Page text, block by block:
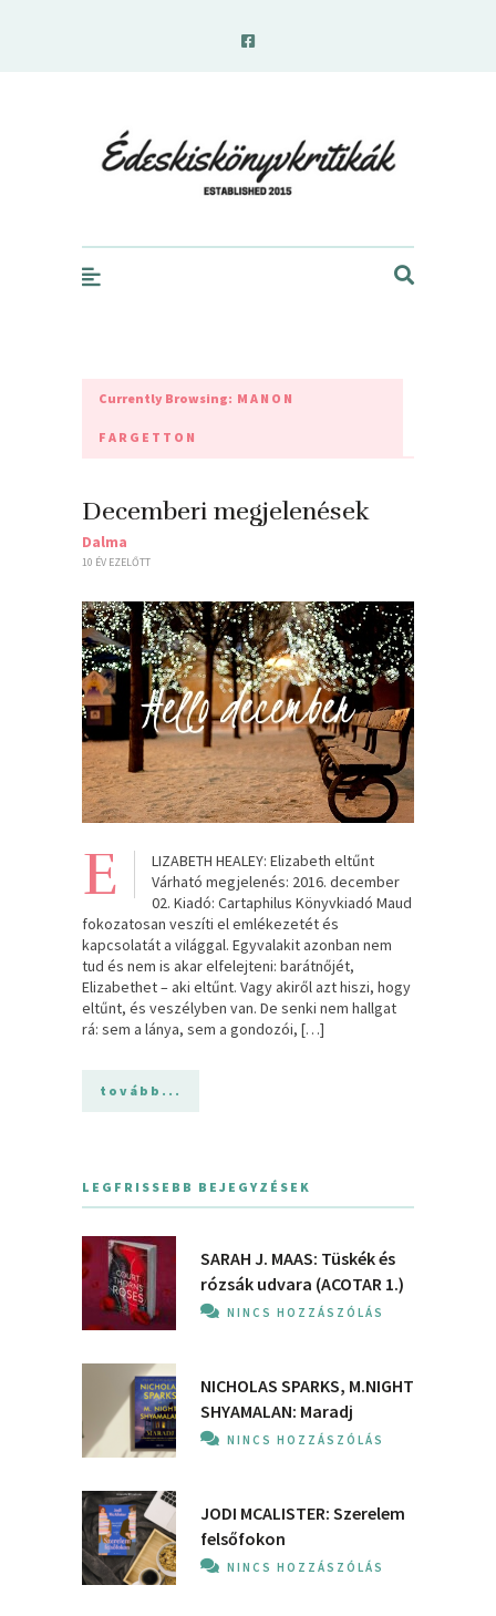
Currently Browsing: MANON
FARGETTON
Decemberi megjelenések
Dalma
10 ÉV EZELŐTT
E
LIZABETH HEALEY: Elizabeth eltűnt
Várható megjelenés: 2016. december
02. Kiadó: Cartaphilus Könyvkiadó Maud
fokozatosan veszíti el emlékezetét és
kapcsolatát a világgal. Egyvalakit azonban nem
tud és nem is akar elfelejteni: barátnőjét,
Elizabethet – aki eltűnt. Vagy akiről azt hiszi, hogy
eltűnt, és veszélyben van. De senki nem hallgat
rá: sem a lánya, sem a gondozói, […]
tovább...
LEGFRISSEBB BEJEGYZÉSEK
SARAH J. MAAS: Tüskék és
rózsák udvara (ACOTAR 1.)
NINCS HOZZÁSZÓLÁS
NICHOLAS SPARKS, M.NIGHT
SHYAMALAN: Maradj
NINCS HOZZÁSZÓLÁS
JODI MCALISTER: Szerelem
felsőfokon
NINCS HOZZÁSZÓLÁS